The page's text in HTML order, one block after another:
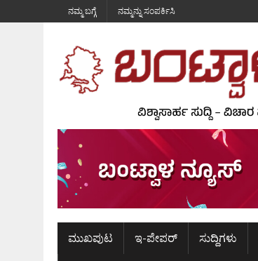
ನಮ್ಮ ಬಗ್ಗೆ ನಮ್ಮನ್ನು ಸಂಪರ್ಕಿಸಿ
ಮುಖಪುಟ ಇ-ಪೇಪರ್ ಸುದ್ದಿಗಳು